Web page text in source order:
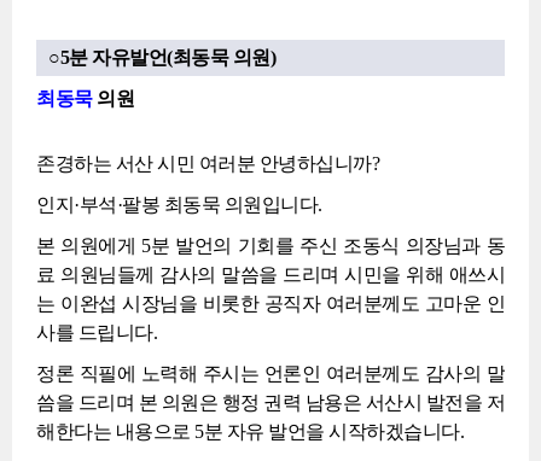
○5분 자유발언(최동묵 의원)
최동묵의원
존경하는 서산 시민 여러분 안녕하십니까?
인지·부석·팔봉 최동묵 의원입니다.
본 의원에게 5분 발언의 기회를 주신 조동식 의장님과 동
료 의원님들께 감사의 말씀을 드리며 시민을 위해 애쓰시
는 이완섭 시장님을 비롯한 공직자 여러분께도 고마운 인
사를 드립니다.
정론 직필에 노력해 주시는 언론인 여러분께도 감사의 말
씀을 드리며 본 의원은 행정 권력 남용은 서산시 발전을 저
해한다는 내용으로 5분 자유 발언을 시작하겠습니다.